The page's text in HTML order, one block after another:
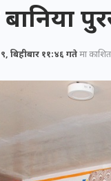
बानिया
बिहीबार ११:४६ गतेमा प्रकाशित